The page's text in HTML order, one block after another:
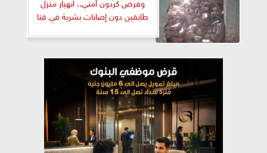
طابقين دون إصابات بشرية في قنا